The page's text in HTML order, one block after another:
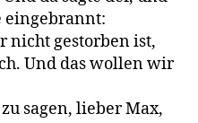
eingebrannt:
nicht gestorben ist,
Und das wollen wir
sagen, lieber Max,